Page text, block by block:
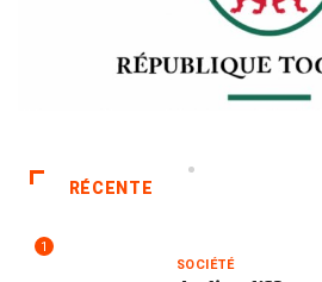
RÉCENTE
1
SOCIÉTÉ